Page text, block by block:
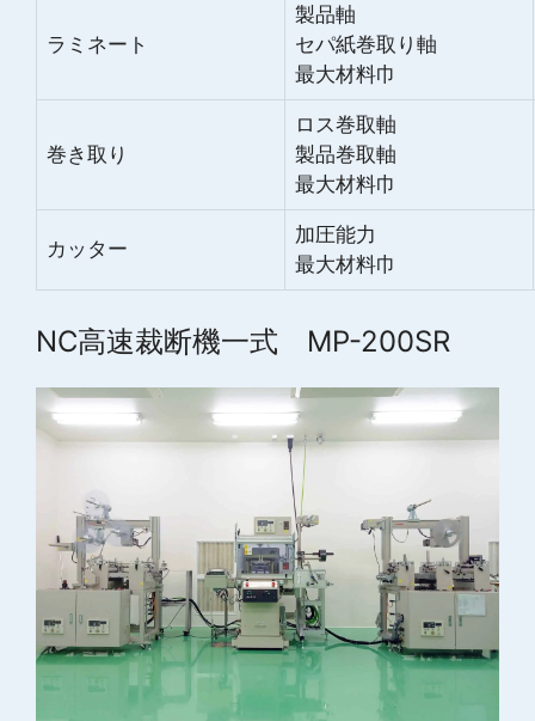
ラミネート
製品軸
セパ紙巻取り軸
最大材料巾
巻き取り
ロス巻取軸
製品巻取軸
最大材料巾
カッター
加圧能力
最大材料巾
NC高速裁断機一式 MP-200SR